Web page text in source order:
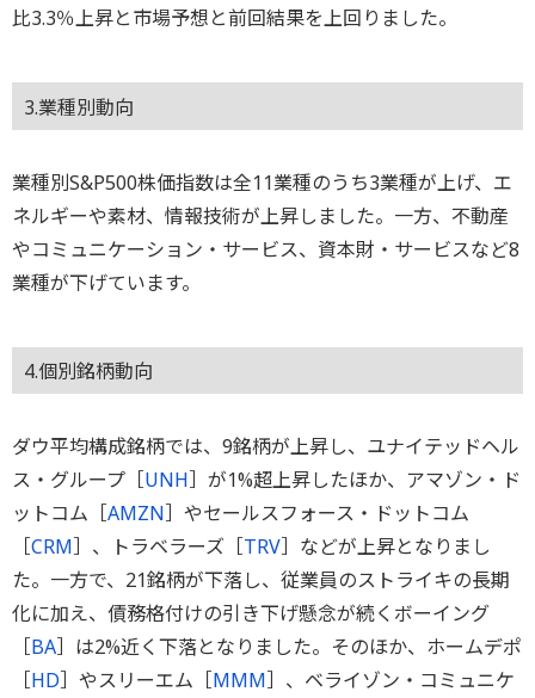
比3.3％上昇と市場予想と前回結果を上回りました。
3.業種別動向
業種別S&P500株価指数は全11業種のうち3業種が上げ、エ
ネルギーや素材、情報技術が上昇しました。一方、不動産
やコミュニケーション・サービス、資本財・サービスなど8
業種が下げています。
4.個別銘柄動向
ダウ平均構成銘柄では、9銘柄が上昇し、ユナイテッドヘル
ス・グループ［UNH］が1%超上昇したほか、アマゾン・ド
ットコム［AMZN］やセールスフォース・ドットコム
［CRM］、トラベラーズ［TRV］などが上昇となりまし
た。一方で、21銘柄が下落し、従業員のストライキの長期
化に加え、債務格付けの引き下げ懸念が続くボーイング
［BA］は2%近く下落となりました。そのほか、ホームデポ
［HD］やスリーエム［MMM］、ベライゾン・コミュニケ